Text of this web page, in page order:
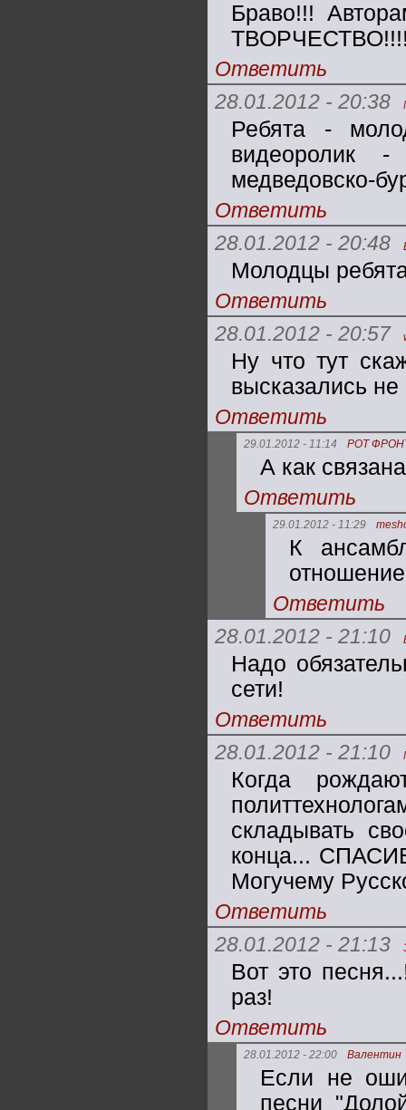
Браво!!!
Ответить
28.01.2012 - 20:38
Ребята -
видеоролик
медведовско-
Ответить
28.01.2012 - 20:48
Молодцы
Ответить
28.01.2012 - 20:57
Ну что тут
высказались не
Ответить
29.01.2012 - 11:14 РОТ
А как
Ответить
29.01.2012 - 11:29
К
Ответить
28.01.2012 - 21:10
Надо
сети!
Ответить
28.01.2012 - 21:10
Когда
складывать
конца...
Могучему
Ответить
28.01.2012 - 21:13
Вот это
раз!
Ответить
28.01.2012 - 22:00 Валентин
Если не
песни